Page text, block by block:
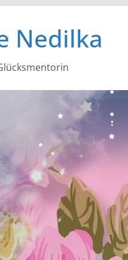
Nedilka